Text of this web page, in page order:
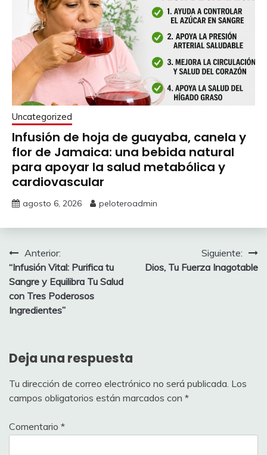
Uncategorized
Infusión de hoja de guayaba, canela y
flor de Jamaica: una bebida natural
para apoyar la salud metabólica y
cardiovascular
agosto 6, 2026 peloteroadmin
Navegación
de
entradas
Anterior:
“Infusión Vital: Purifica tu
Sangre y Equilibra Tu Salud
con Tres Poderosos
Ingredientes”
Siguiente:
Dios, Tu Fuerza Inagotable
Deja una respuesta
Tu dirección de correo electrónico no será publicada. Los
campos obligatorios están marcados con *
Comentario *